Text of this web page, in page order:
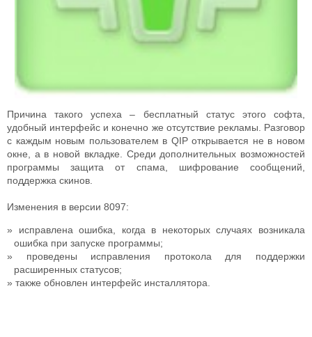
Причина такого успеха – бесплатный статус этого софта,
удобный интерфейс и конечно же отсутствие рекламы. Разговор
с каждым новым пользователем в QIP открывается не в новом
окне, а в новой вкладке. Среди дополнительных возможностей
программы защита от спама, шифрование сообщений,
поддержка скинов.
Изменения в версии 8097:
исправлена ошибка, когда в некоторых случаях возникала
ошибка при запуске программы;
проведены исправления протокола для поддержки
расширенных статусов;
также обновлен интерфейс инсталлятора.